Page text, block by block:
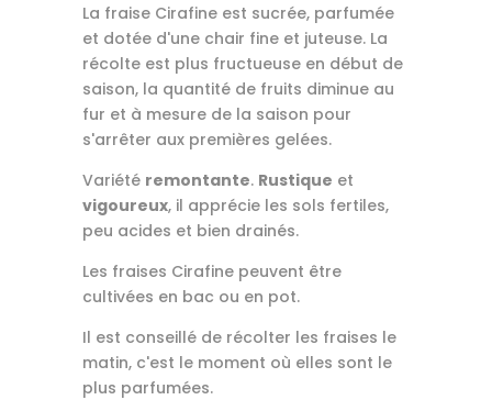
La fraise Cirafine est sucrée, parfumée
et dotée d'une chair fine et juteuse. La
récolte est plus fructueuse en début de
saison, la quantité de fruits diminue au
fur et à mesure de la saison pour
s'arrêter aux premières gelées.
Variété remontante. Rustique et
vigoureux, il apprécie les sols fertiles,
peu acides et bien drainés.
Les fraises Cirafine peuvent être
cultivées en bac ou en pot.
Il est conseillé de récolter les fraises le
matin, c'est le moment où elles sont le
plus parfumées.